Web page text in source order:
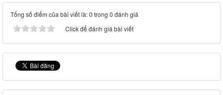
Tổng số điểm của bài viết là: 0 trong 0 đánh giá
Click để đánh giá bài viết